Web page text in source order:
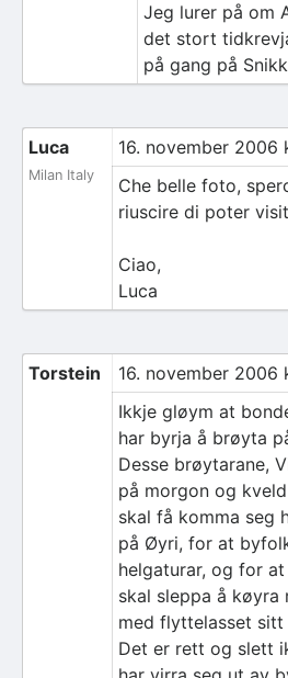
Jeg lurer på om
det stort
på gang på
Luca
Milan Italy
16. november 2006
Che belle foto,
riuscire di poter
Ciao,
Luca
Torstein
16. november 2006
Ikkje gløym at
har byrja å brøyta
Desse brøytarane,
på morgon og
skal få komma seg
på Øyri, for at
helgaturar, og for
skal sleppa å køyra
med flyttelasset
Det er rett og slett